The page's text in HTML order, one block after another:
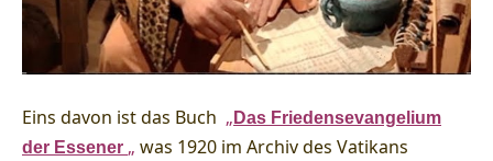
Eins davon ist das Buch „ Das Friedensevangelium
der Essener „ was 1920 im Archiv des Vatikans